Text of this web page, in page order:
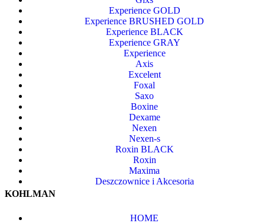
Experience GOLD
Experience BRUSHED GOLD
Experience BLACK
Experience GRAY
Experience
Axis
Excelent
Foxal
Saxo
Boxine
Dexame
Nexen
Nexen-s
Roxin BLACK
Roxin
Maxima
Deszczownice i Akcesoria
KOHLMAN
HOME